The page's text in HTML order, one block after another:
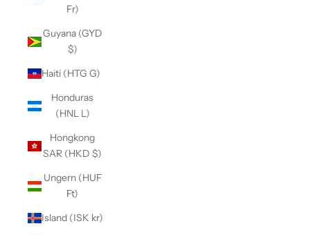
Fr)
Guyana (GYD
$)
Haiti (HTG G)
Honduras
(HNL L)
Hongkong
SAR (HKD $)
Ungern (HUF
Ft)
Island (ISK kr)